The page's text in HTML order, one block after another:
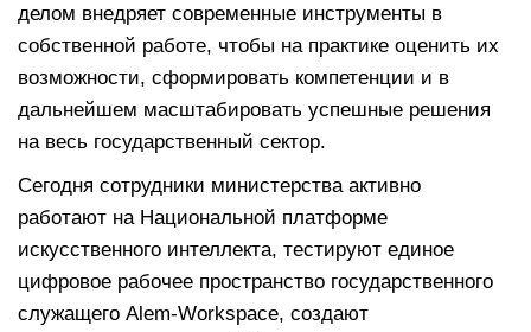
делом внедряет современные инструменты в
собственной работе, чтобы на практике оценить их
возможности, сформировать компетенции и в
дальнейшем масштабировать успешные решения
на весь государственный сектор.
Сегодня сотрудники министерства активно
работают на Национальной платформе
искусственного интеллекта, тестируют единое
цифровое рабочее пространство государственного
служащего Alem-Workspace, создают